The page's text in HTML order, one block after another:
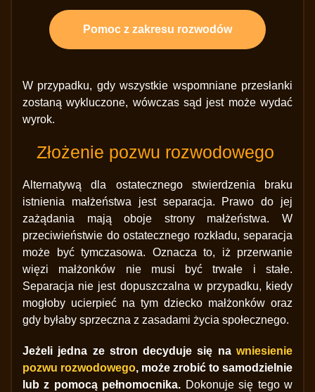
Pomoc z zakresu rozwodów
W przypadku, gdy wszystkie wspomniane przesłanki
zostaną wykluczone, wówczas sąd jest może wydać
wyrok.
Złożenie pozwu rozwodowego
Alternatywą dla ostatecznego stwierdzenia braku
istnienia małżeństwa jest separacja. Prawo do jej
zażądania mają oboje strony małżeństwa. W
przeciwieństwie do ostatecznego rozkładu, separacja
może być tymczasowa. Oznacza to, iż przerwanie
więzi małżonków nie musi być trwałe i stałe.
Separacja nie jest dopuszczalna w przypadku, kiedy
mogłoby ucierpieć na tym dziecko małżonków oraz
gdy byłaby sprzeczna z zasadami życia społecznego.
Jeżeli jedna ze stron decyduje się na wniesienie
pozwu rozwodowego, może zrobić to samodzielnie
lub z pomocą pełnomocnika. Dokonuje się tego w